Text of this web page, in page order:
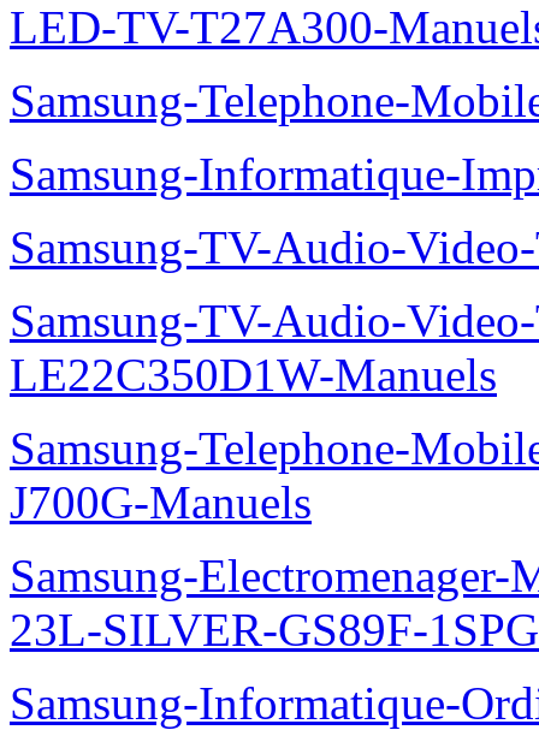
LED-TV-T27A300-
Samsung-Telephone-
Samsung-Informatique-
Samsung-TV-Audio-
Samsung-TV-Audio-
LE22C350D1W-Manuels
Samsung-Telephone-
J700G-Manuels
Samsung-
23L-SILVER-GS89F-
Samsung-Informatique-